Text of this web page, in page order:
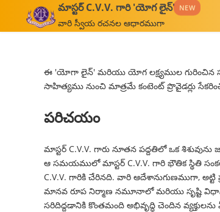
మాస్టర్ C.V.V. గారి 'యోగ లైన్' NEW
వారి స్వీయ రచనల ఆధారముగా
ఈ 'యోగా లైన్' మరియు యోగ లక్ష్యముల గురించిన
సాహిత్యము నుంచి మాత్రమే కంటెంట్ ప్రొవైడర్లు
పరిచయం
మాస్టర్ C.V.V. గారు నూతన పద్దతిలో ఒక
ఆ సమయములో మాస్టర్ C.V.V. గారి భౌతిక స్థితి
C.V.V. గారికి చేరినది. వారి ఆదేశానుగుణముగా, అట్టి
మానవ రూప నిర్మాణ నమూనాలో మరియు సృష్టి
సరిదిద్దడానికి కొంతమంది అభివృద్ధి చెందిన